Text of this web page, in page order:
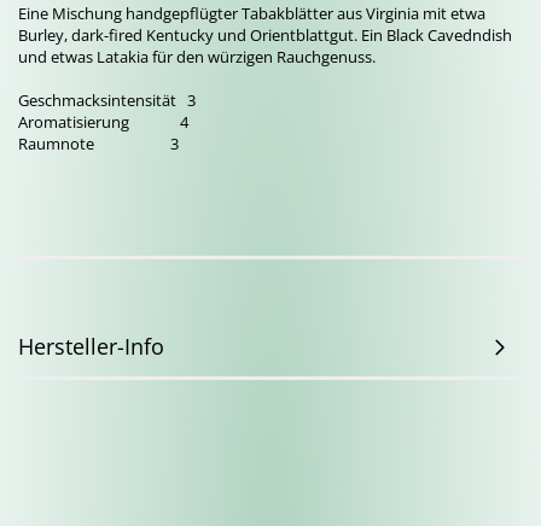
Eine Mischung handgepflügter Tabakblätter aus Virginia mit etwa
Burley, dark-fired Kentucky und Orientblattgut. Ein Black Cavedndish
und etwas Latakia für den würzigen Rauchgenuss.
Geschmacksintensität 3
Aromatisierung 4
Raumnote 3
Hersteller-Info